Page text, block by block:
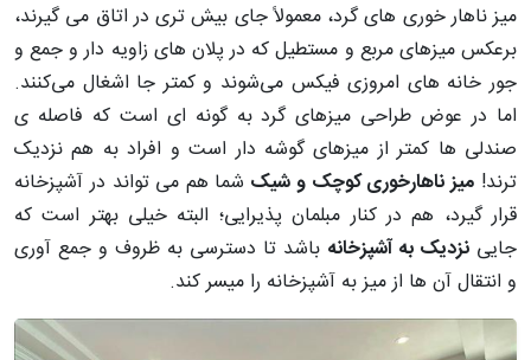
میز ناهار خوری های گرد، معمولاً جای بیش تری در اتاق می گیرند،
برعکس میزهای مربع و مستطیل که در پلان های زاویه دار و جمع و
جور خانه های امروزی فیکس می‌شوند و کمتر جا اشغال می‌کنند.
اما در عوض طراحی میزهای گرد به گونه ای است که فاصله ی
صندلی ها کمتر از میزهای گوشه دار است و افراد به هم نزدیک
ترند! میز ناهارخوری کوچک و شیک شما هم می تواند در آشپزخانه
قرار گیرد، هم در کنار مبلمان پذیرایی؛ البته خیلی بهتر است که
جایی نزدیک به آشپزخانه باشد تا دسترسی به ظروف و جمع آوری
و انتقال آن ها از میز به آشپزخانه را میسر کند.